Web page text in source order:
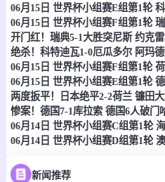
情报
乌兹职联 06-15
费尔干纳FA 0 -
情报
坦桑超 06-15
福斯特FC
06月15日 世界杯小组赛F组第1轮
06月15日 世界杯小组赛F组第1轮
06月15日 世界杯小组赛E组第1轮
06月14日 世界杯小组赛C组第1轮
新闻推荐